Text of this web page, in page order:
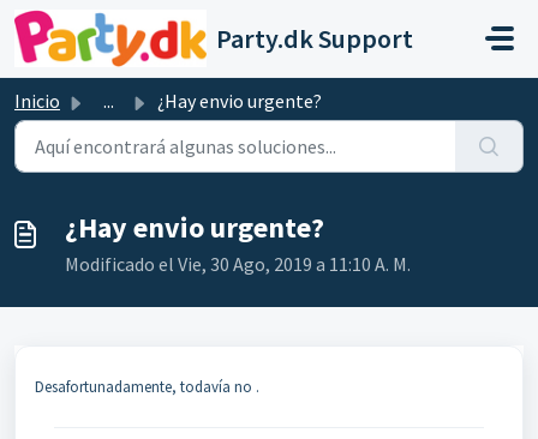
Saltar al contenido principal
Party.dk Support
Inicio ... ¿Hay envio urgente?
¿Hay envio urgente?
Modificado el Vie, 30 Ago, 2019 a 11:10 A. M.
Desafortunadamente, todavía no .